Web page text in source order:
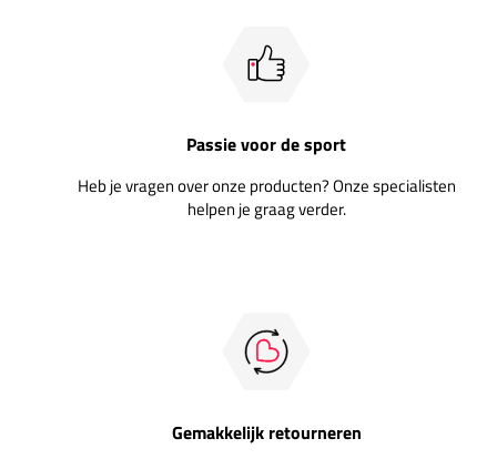
Passie voor de sport
Heb je vragen over onze producten? Onze specialisten
helpen je graag verder.
Gemakkelijk retourneren